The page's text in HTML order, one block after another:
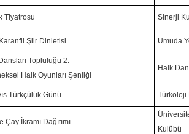
Tiyatrosu Sinerji
Şiir Dinletisi Umuda
Topluluğu 2.
Halk Oyunları Şenliği
Halk
Türkçülük Günü Türkoloji
Çay İkramı Dağıtımı
Kulübü